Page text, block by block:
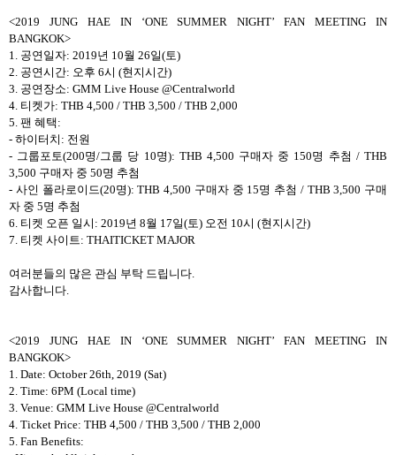
<2019 JUNG HAE IN ‘ONE SUMMER NIGHT’ FAN MEETING IN
BANGKOK>
1. 공연일자: 2019년 10월 26일(토)
2. 공연시간: 오후 6시 (현지시간)
3. 공연장소: GMM Live House @Centralworld
4. 티켓가: THB 4,500 / THB 3,500 / THB 2,000
5. 팬 혜택 :
- 하이터치 : 전원
- 그룹포토(200명/그룹 당 10명): THB 4,500 구매자 중 150명 추첨 / THB
3,500 구매자 중 50명 추첨
- 사인 폴라로이드(20명): THB 4,500 구매자 중 15명 추첨 / THB 3,500 구매
자 중 5명 추첨
6. 티켓 오픈 일시 : 2019년 8월 17일(토) 오전 10시 (현지시간)
7. 티켓 사이트 : THAITICKET MAJOR
여러분들의 많은 관심 부탁 드립니다
감사합니다
<2019 JUNG HAE IN ‘ONE SUMMER NIGHT’ FAN MEETING IN
BANGKOK>
1. Date: October 26th, 2019 (Sat)
2. Time: 6PM (Local time)
3. Venue: GMM Live House @Centralworld
4. Ticket Price: THB 4,500 / THB 3,500 / THB 2,000
5. Fan Benefits: